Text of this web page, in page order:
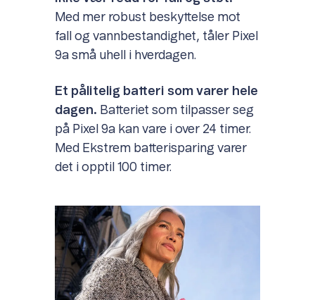
Med mer robust beskyttelse mot
fall og vannbestandighet, tåler Pixel
9a små uhell i hverdagen.
Et pålitelig batteri som varer hele
dagen. Batteriet som tilpasser seg
på Pixel 9a kan vare i over 24 timer.
Med Ekstrem batterisparing varer
det i opptil 100 timer.